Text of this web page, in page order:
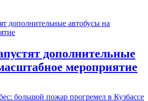
дополнительные
мероприятие